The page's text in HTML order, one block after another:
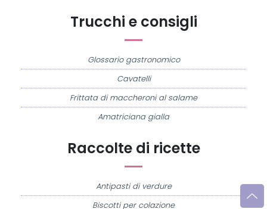
Raccolte di ricette
Antipasti di verdure
Biscotti per colazione
Trucchi e consigli
Glossario gastronomico
Cavatelli
Frittata di maccheroni al salame
Amatriciana gialla